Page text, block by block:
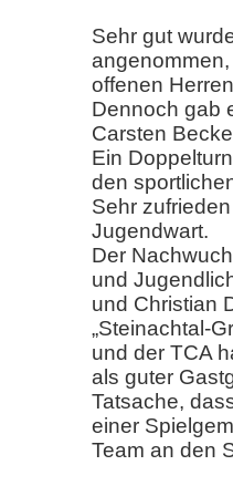
Sehr gut
offenen
Dennoch gab
Carsten
Ein
den
Sehr
Jugendwart.
Der
und
und Christian
„Steinachtal-
und der TCA
als guter
Tatsache,
einer
Team an den